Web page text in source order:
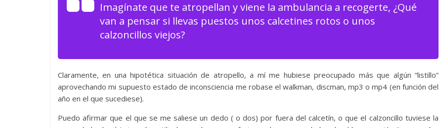
Imagínate que te atropellan y viene la ambulancia a recogerte, ¿Qué
van a pensar si llevas puestos unos calcetines rotos o unos
calzoncillos viejos?
Claramente, en una hipotética situación de atropello, a mí me hubiese preocupado más que algún “listillo”
aprovechando mi supuesto estado de inconsciencia me robase el walkman, discman, mp3 o mp4 (en función del
año en el que sucediese).
Puedo afirmar que el que se me saliese un dedo ( o dos) por fuera del calcetín, o que el calzoncillo tuviese la